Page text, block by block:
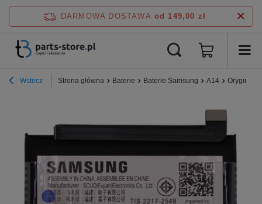
DARMOWA DOSTAWA od 149,00 zł
Wstecz Strona główna Baterie Baterie Samsung A14